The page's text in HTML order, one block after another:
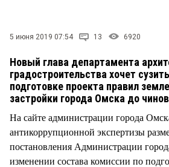
5 июня 2019 07:54 13 6920
Новый глава департамента
градостроительства хочет
подготовке проекта правил
застройки города Омска до
На сайте администрации города
антикоррупционной экспертизы
постановления Администрации
изменении состава комиссии по